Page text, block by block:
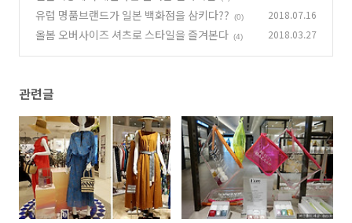
유럽 명품브랜드가 일본 백화점을 삼키다?? (0) 2018.07.16
올봄 오버사이즈 셔츠로 스타일을 즐겨본다 (4) 2018.03.27
관련글